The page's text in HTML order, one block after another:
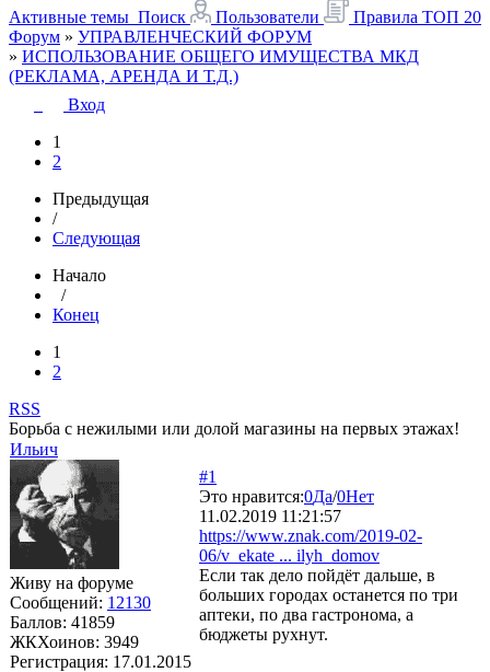
Активные темы Поиск Пользователи Правила ТОП 20
Форум » УПРАВЛЕНЧЕСКИЙ ФОРУМ
» ИСПОЛЬЗОВАНИЕ ОБЩЕГО ИМУЩЕСТВА МКД
(РЕКЛАМА, АРЕНДА И Т.Д.)
Вход
1
2
Предыдущая
/
Следующая
Начало
/
Конец
1
2
RSS
Борьба с нежилыми или долой магазины на первых этажах!
Ильич
Живу на форуме
Сообщений: 12130
Баллов: 41859
ЖКХоинов: 3949
Регистрация: 17.01.2015
#1
Это нравится:0Да/0Нет
11.02.2019 11:21:57
https://www.znak.com/2019-02-
06/v_ekate ... ilyh_domov
Если так дело пойдёт дальше, в
больших городах останется по три
аптеки, по два гастронома, а
бюджеты рухнут.